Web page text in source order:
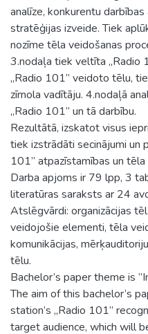
analīze, konkurentu
stratēģijas izveide. Tiek
nozīme tēla veidošanas
3.nodaļa tiek veltīta „Radio
„Radio 101” veidoto tēlu,
zīmola vadītāju. 4.nodaļā
„Radio 101” un tā darbību.
Rezultātā, izskatot visus
tiek izstrādāti secinājumi un
101” atpazīstamības un
Darba apjoms ir 79 lpp, 3
literatūras saraksts ar 24
Atslēgvārdi: organizācijas
veidojošie elementi, tēla
komunikācijas,
tēlu.
Bachelor’s paper theme is
The aim of this bachelor’s
station’s „Radio 101”
target audience, which will